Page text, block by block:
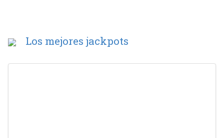
Los mejores jackpots